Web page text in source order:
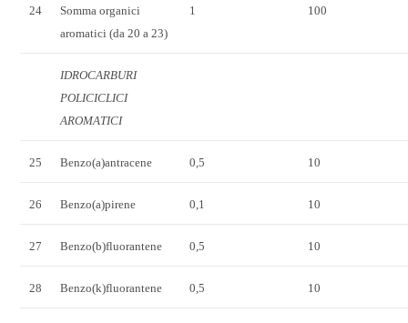
24
Somma organici
aromatici (da 20 a 23)
1 100
IDROCARBURI
POLICICLICI
AROMATICI
25 Benzo(a)antracene 0,5 10
26 Benzo(a)pirene 0,1 10
27 Benzo(b)fluorantene 0,5 10
28 Benzo(k)fluorantene 0,5 10